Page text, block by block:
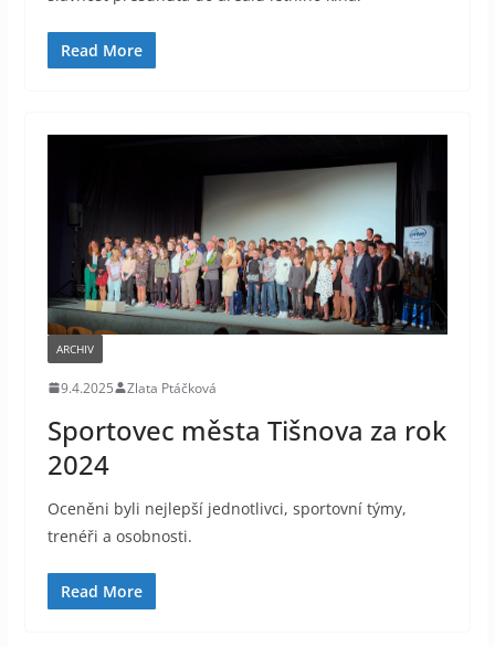
Read More
ARCHIV
9.4.2025 Zlata Ptáčková
Sportovec města Tišnova za rok
2024
Oceněni byli nejlepší jednotlivci, sportovní týmy,
trenéři a osobnosti.
Read More